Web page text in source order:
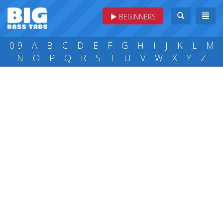
BEGINNERS
0-9 A B C D E F G H I J K L
M
N
O P Q R S T U V W X Y Z